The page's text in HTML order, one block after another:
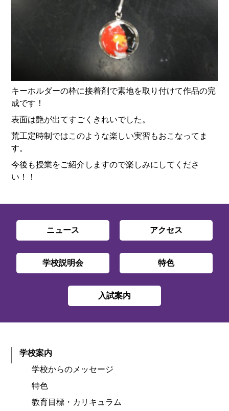
キーホルダーの枠に接着剤で素地を取り付けて作品の完
成です！
表面は艶が出てすごくきれいでした。
荒工定時制ではこのような楽しい実習もおこなってま
す。
今後も授業をご紹介しますので楽しみにしてくださ
い！！
ニュース アクセス
学校説明会 特色
入試案内
学校案内
学校からのメッセージ
特色
教育目標・カリキュラム